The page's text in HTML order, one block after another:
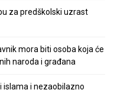
za predškolski uzrast
mora biti osoba koja će
naroda i građana
islama i nezaobilazno